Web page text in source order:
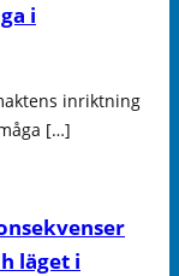
i
inriktning
[…]
läget i